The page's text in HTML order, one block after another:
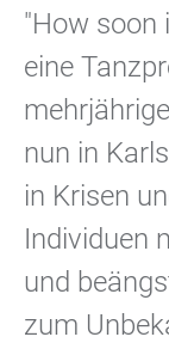
"How soon
eine
nun in
in Krisen
Individuen
und
zum